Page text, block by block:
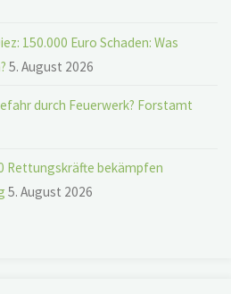
150.000 Euro Schaden: Was
5. August 2026
durch Feuerwerk? Forstamt
Rettungskräfte bekämpfen
5. August 2026